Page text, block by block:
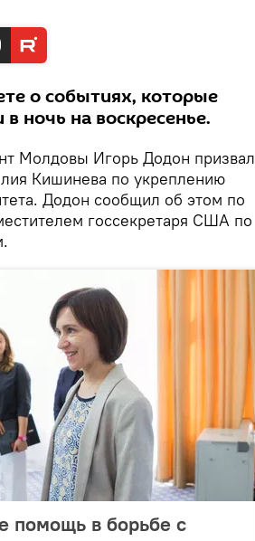
о событиях, которые
ночь на воскресенье.
Молдовы Игорь Додон призвал
Кишинева по укреплению
Додон сообщил об этом по
госсекретаря США по
помощь в борьбе с